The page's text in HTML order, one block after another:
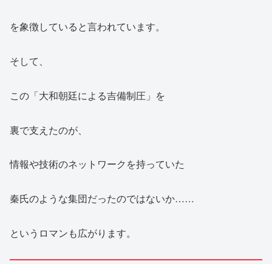
を象徴していると言われています。
そして、
この「大和朝廷による吉備制圧」を
裏で支えたのが、
情報や技術のネットワークを持っていた
秦氏のような集団だったのではないか……
というロマンも広がります。